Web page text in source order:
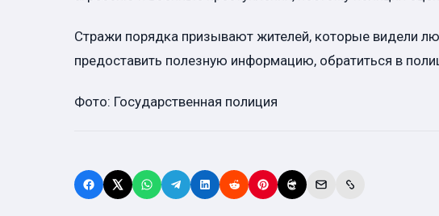
Стражи порядка призывают жителей, которые видели
предоставить полезную информацию, обратиться в
Фото: Государственная полиция